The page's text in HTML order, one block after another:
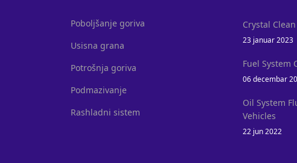
Poboljšanje goriva
Usisna grana
Potrošnja goriva
Podmazivanje
Rashladni sistem
Crystal
23 januar 2023
Fuel System
06 decembar
Oil System
Vehicles
22 jun 2022